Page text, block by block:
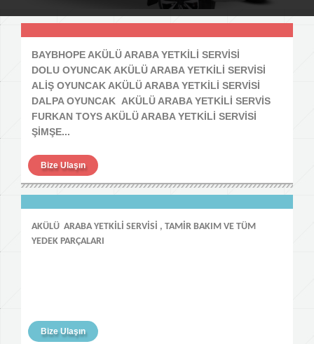
BAYBHOPE AKÜLÜ ARABA YETKİLİ SERVİSİ
DOLU OYUNCAK AKÜLÜ ARABA YETKİLİ SERVİSİ
ALİŞ OYUNCAK AKÜLÜ ARABA YETKİLİ SERVİSİ
DALPA OYUNCAK AKÜLÜ ARABA YETKİLİ SERVİS
FURKAN TOYS AKÜLÜ ARABA YETKİLİ SERVİSİ
ŞİMŞE...
Bize Ulaşın
AKÜLÜ ARABA YETKİLİ SERVİSİ , TAMİR BAKIM VE TÜM
YEDEK PARÇALARI
Bize Ulaşın